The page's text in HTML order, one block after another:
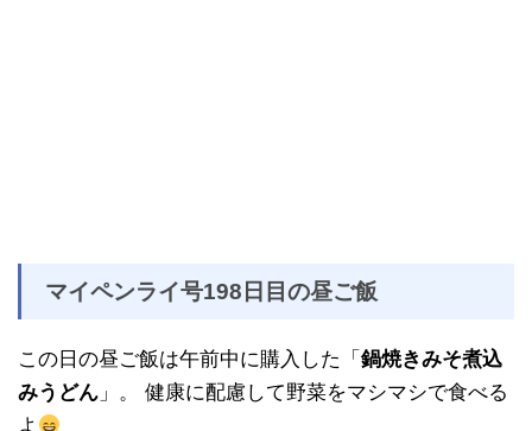
マイペンライ号198日目の昼ご飯
この日の昼ご飯は午前中に購入した「 鍋焼きみそ煮込
みうどん 」。 健康に配慮して野菜をマシマシで食べる
よ